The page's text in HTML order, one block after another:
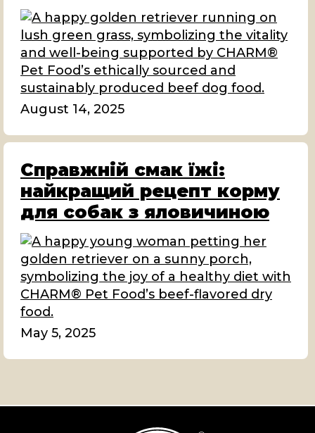
August 14, 2025
Справжній смак їжі:
найкращий рецепт корму
для собак з яловичиною
May 5, 2025